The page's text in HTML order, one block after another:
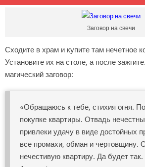
Заговор на свечи
Сходите в храм и купите там нечетное
Установите их на столе, а после
магический заговор:
«Обращаюсь к тебе, стихия огня.
покупке квартиры. Отвадь
привлеки удачу в виде достойных
все промахи, обман и чертовщину.
нечестивую квартиру. Да будет